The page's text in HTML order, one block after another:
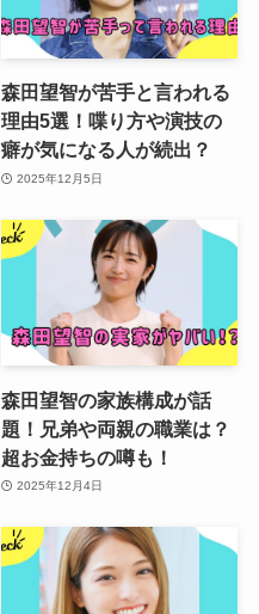
森田望智が苦手と言われる
理由5選！喋り方や演技の
癖が気になる人が続出？
2025年12月5日
森田望智の家族構成が話
題！兄弟や両親の職業は？
超お金持ちの噂も！
2025年12月4日